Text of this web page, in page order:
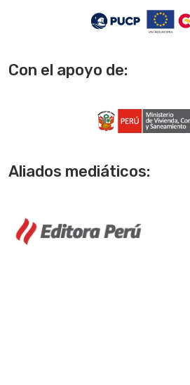
Con el apoyo de:
Aliados mediáticos: